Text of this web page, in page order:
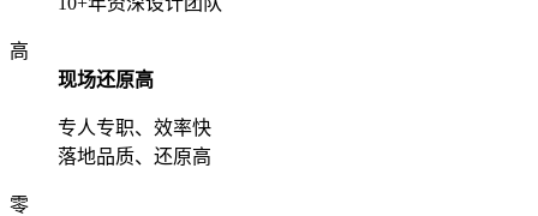
高
现场还原高
专人专职、效率快
落地品质、还原高
零